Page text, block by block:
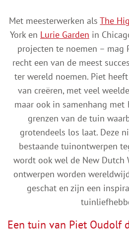
Met meesterwerken alsThe
York en Lurie Garden in
projecten te noemen – mag
recht een van de meest
ter wereld noemen. Piet
van creëren, met veel
maar ook in samenhang met
grenzen van de tuin
grotendeels los laat. Deze
bestaande tuinontwerpen
wordt ook wel de New Dutch
ontwerpen worden
geschat en zijn een
Een tuin van Piet Oudolf